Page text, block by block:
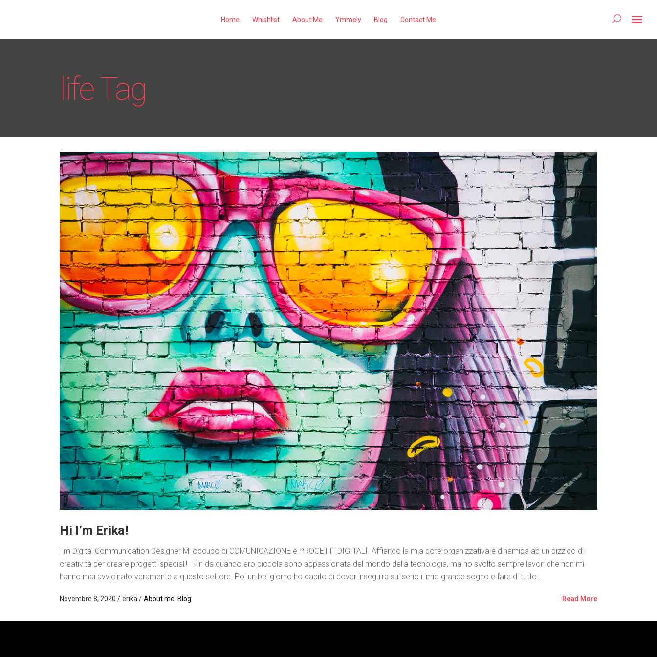
Home Whishlist About Me Ymmely Blog Contact Me
life Tag
Hi I’m Erika!
I'm Digital Communication Designer Mi occupo di COMUNICAZIONE e PROGETTI DIGITALI. Affianco la mia dote organizzativa e dinamica ad un pizzico di
creatività per creare progetti speciali! Fin da quando ero piccola sono appassionata del mondo della tecnologia, ma ho svolto sempre lavori che non mi
hanno mai avvicinato veramente a questo settore. Poi un bel giorno ho capito di dover inseguire sul serio il mio grande sogno e fare di tutto...
Novembre 8, 2020 erika About me, Blog Read More